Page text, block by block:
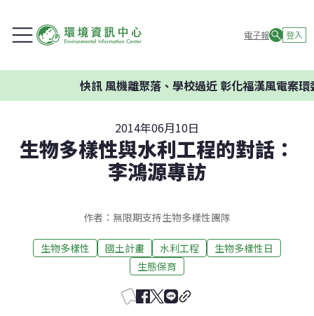
電子報 登入
風機離聚落、學校過近 彰化福漢風電案環委建
2014年06月10日
生物多樣性與水利工程的對話：
李鴻源專訪
作者：無限期支持生物多樣性團隊
生物多樣性 國土計畫 水利工程
生物多樣性日
生態保育